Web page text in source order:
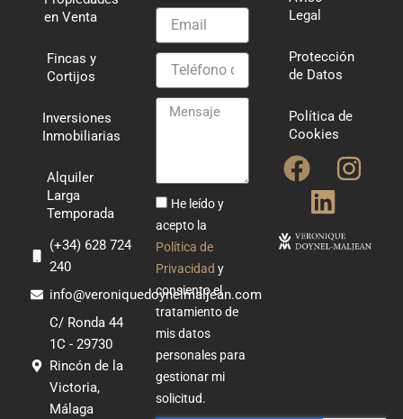
en Venta
Fincas y
Cortijos
Inversiones
Inmobiliarias
Alquiler
Larga
Temporada
(+34) 628 724
240
info@veroniquedoynelmaljean.com
C/ Ronda 44
1C - 29730
Rincón de la
Victoria,
Málaga
Email
Teléfono
Contacto
Mensaje
He leído y
acepto la
Política de
Privacidad y
consiento el
tratamiento de
mis datos
personales para
gestionar mi
solicitud.
Legal
Protección
de Datos
Política de
Cookies
F
e
I
t
L
i
n
k